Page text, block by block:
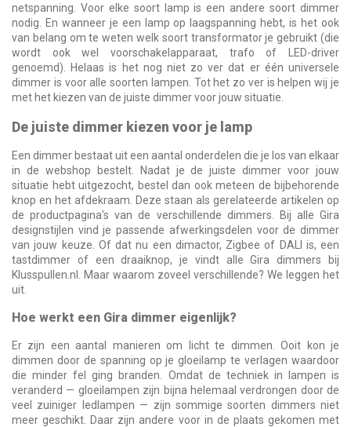
netspanning. Voor elke soort lamp is een andere soort dimmer
nodig. En wanneer je een lamp op laagspanning hebt, is het ook
van belang om te weten welk soort transformator je gebruikt (die
wordt ook wel voorschakelapparaat, trafo of LED-driver
genoemd). Helaas is het nog niet zo ver dat er één universele
dimmer is voor alle soorten lampen. Tot het zo ver is helpen wij je
met het kiezen van de juiste dimmer voor jouw situatie.
De juiste dimmer kiezen voor je lamp
Een dimmer bestaat uit een aantal onderdelen die je los van elkaar
in de webshop bestelt. Nadat je de juiste dimmer voor jouw
situatie hebt uitgezocht, bestel dan ook meteen de bijbehorende
knop en het afdekraam. Deze staan als gerelateerde artikelen op
de productpagina's van de verschillende dimmers. Bij alle Gira
designstijlen vind je passende afwerkingsdelen voor de dimmer
van jouw keuze. Of dat nu een dimactor, Zigbee of DALI is, een
tastdimmer of een draaiknop, je vindt alle Gira dimmers bij
Klusspullen.nl. Maar waarom zoveel verschillende? We leggen het
uit.
Hoe werkt een Gira dimmer eigenlijk?
Er zijn een aantal manieren om licht te dimmen. Ooit kon je
dimmen door de spanning op je gloeilamp te verlagen waardoor
die minder fel ging branden. Omdat de techniek in lampen is
veranderd — gloeilampen zijn bijna helemaal verdrongen door de
veel zuiniger ledlampen — zijn sommige soorten dimmers niet
meer geschikt. Daar zijn andere voor in de plaats gekomen met